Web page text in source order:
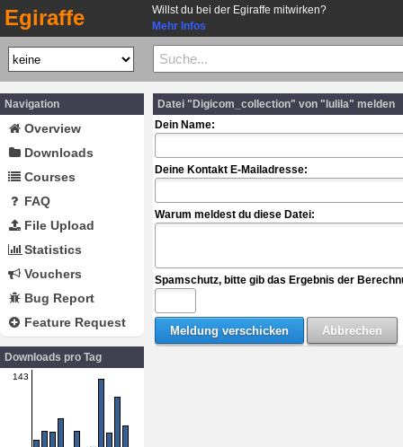
Egiraffe
Willst du bei der Egiraffe mitwirken?
Mehr Infos
Navigation
Overview
Downloads
Courses
FAQ
File Upload
Statistics
Vouchers
Bug Report
Feature Request
Downloads pro Tag
143
Datei "Digicom_collection" von "lulila" melden
Dein Name:
Deine Kontakt E-Mailadresse:
Warum meldest du diese Datei:
Spamschutz, bitte gib das Ergebnis der